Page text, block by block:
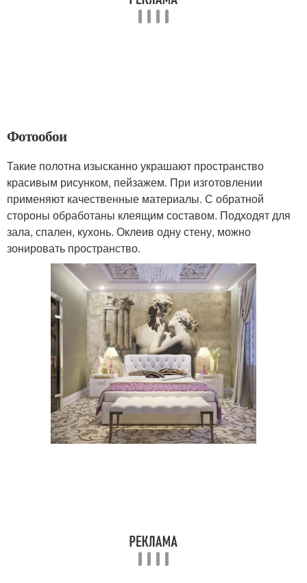
Фотообои
Такие полотна изысканно украшают пространство
красивым рисунком, пейзажем. При изготовлении
применяют качественные материалы. С обратной
стороны обработаны клеящим составом. Подходят для
зала, спален, кухонь. Оклеив одну стену, можно
зонировать пространство.